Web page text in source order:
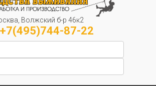
Волжский б-р 46к2
87-22